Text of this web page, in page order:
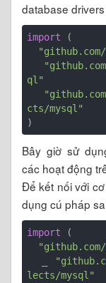
database
import (
ql"
cts/mysql"
Bây giờ sử
các hoạt động
Để kết nối với
dụng cú pháp
import (
lects/mysql"